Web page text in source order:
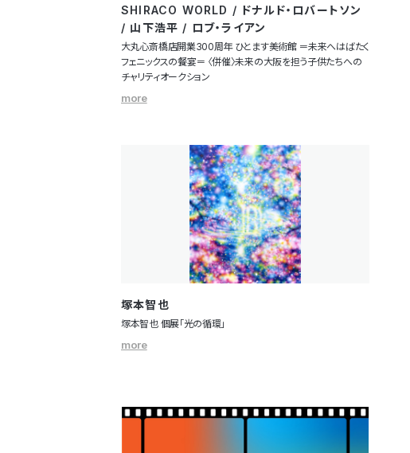
SHIRACO WORLD / ドナルド・ロバートソン
/ 山下浩平 / ロブ・ライアン
大丸心斎橋店開業300周年 ひとます美術館 ＝未来へはばたく
フェニックスの餐宴＝ 〈併催〉未来の大阪を担う子供たちへの
チャリティオークション
more
塚本智也
塚本智也 個展「光の循環」
more